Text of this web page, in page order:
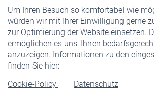
Um Ihren Besuch so komfortabel wie
würden wir mit Ihrer Einwilligung gerne
zur Optimierung der Website einsetzen.
ermöglichen es uns, Ihnen
anzuzeigen. Informationen zu den
finden Sie hier:
Cookie-Policy
Datenschutz
Staatliche Förderung
Veranstaltungen
Rentner
Rentenbeginn
Rente beantragen